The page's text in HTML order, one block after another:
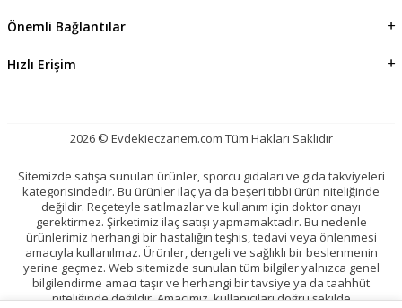
Önemli Bağlantılar
Hızlı Erişim
2026 © Evdekieczanem.com Tüm Hakları Saklıdır
Sitemizde satışa sunulan ürünler, sporcu gıdaları ve gıda takviyeleri
kategorisindedir. Bu ürünler ilaç ya da beşeri tıbbi ürün niteliğinde
değildir. Reçeteyle satılmazlar ve kullanım için doktor onayı
gerektirmez. Şirketimiz ilaç satışı yapmamaktadır. Bu nedenle
ürünlerimiz herhangi bir hastalığın teşhis, tedavi veya önlenmesi
amacıyla kullanılmaz. Ürünler, dengeli ve sağlıklı bir beslenmenin
yerine geçmez. Web sitemizde sunulan tüm bilgiler yalnızca genel
bilgilendirme amacı taşır ve herhangi bir tavsiye ya da taahhüt
niteliğinde değildir. Amacımız, kullanıcıları doğru şekilde